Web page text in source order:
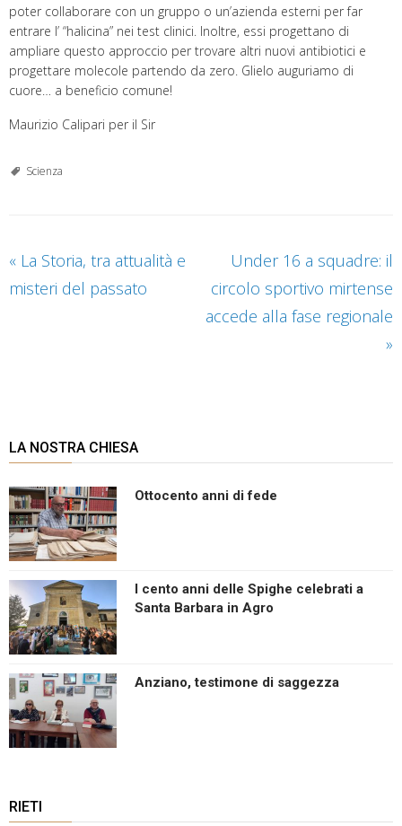
poter collaborare con un gruppo o un’azienda esterni per far
entrare l’ “halicina” nei test clinici. Inoltre, essi progettano di
ampliare questo approccio per trovare altri nuovi antibiotici e
progettare molecole partendo da zero. Glielo auguriamo di
cuore… a beneficio comune!
Maurizio Calipari per il Sir
Scienza
« La Storia, tra attualità e
misteri del passato
Under 16 a squadre: il
circolo sportivo mirtense
accede alla fase regionale
»
LA NOSTRA CHIESA
Ottocento anni di fede
I cento anni delle Spighe celebrati a
Santa Barbara in Agro
Anziano, testimone di saggezza
RIETI